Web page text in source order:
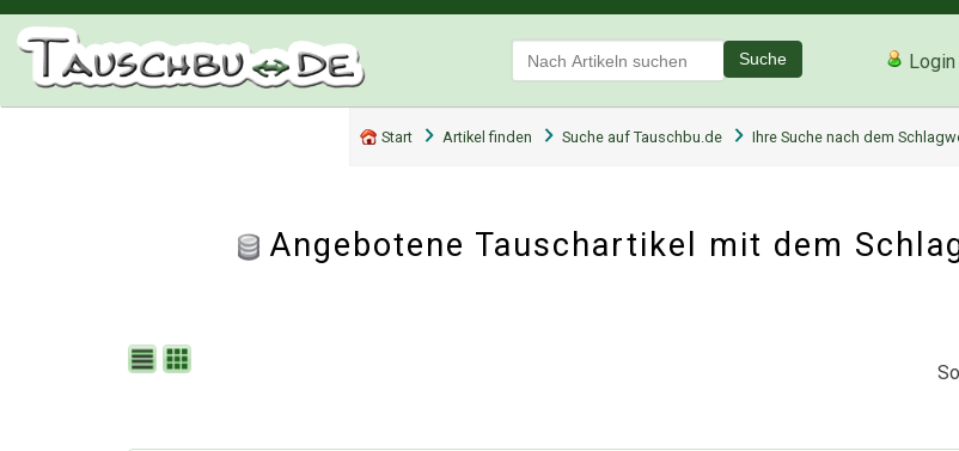
Suche Login
Start Artikel finden Suche auf Tauschbu.de Ihre Suche nach dem
Angebotene Tauschartikel mit dem